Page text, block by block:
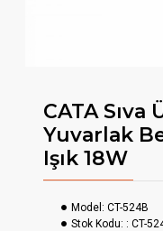
CATA Sıva
Yuvarlak
Işık 18W
Model: CT-524B
Stok Kodu: : CT-